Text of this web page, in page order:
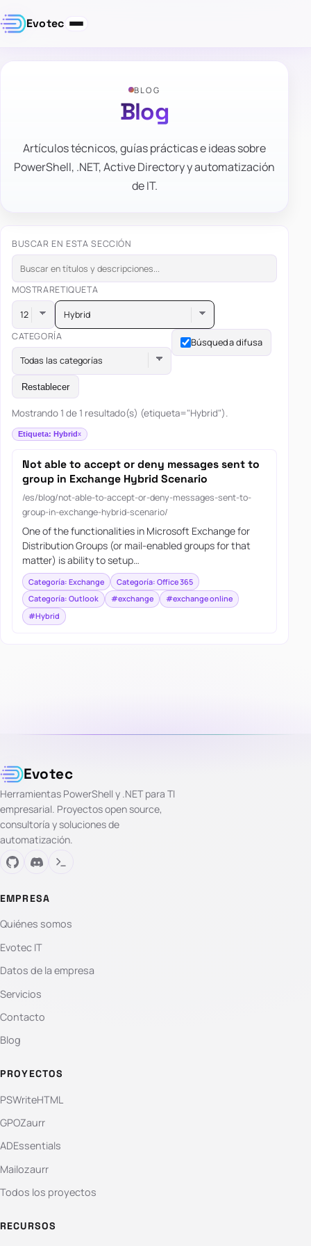
Evotec
BLOG
Blog
Artículos técnicos, guías prácticas e ideas sobre
PowerShell, .NET, Active Directory y automatización
de IT.
BUSCAR EN ESTA SECCIÓN
MOSTRARETIQUETA
Hybrid
CATEGORÍA
Todas las categorías
Búsqueda difusa
Restablecer
Mostrando 1 de 1 resultado(s) (etiqueta="Hybrid").
Etiqueta: Hybrid
Not able to accept or deny messages sent to
group in Exchange Hybrid Scenario
/es/blog/not-able-to-accept-or-deny-messages-sent-to-
group-in-exchange-hybrid-scenario/
One of the functionalities in Microsoft Exchange for
Distribution Groups (or mail-enabled groups for that
matter) is ability to setup…
Categoría: Exchange
Categoría: Office 365
Categoría: Outlook
#exchange
#exchange online
#Hybrid
Evotec
Herramientas PowerShell y .NET para TI
empresarial. Proyectos open source,
consultoría y soluciones de
automatización.
EMPRESA
Quiénes somos
Evotec IT
Datos de la empresa
Servicios
Contacto
Blog
PROYECTOS
PSWriteHTML
GPOZaurr
ADEssentials
Mailozaurr
Todos los proyectos
RECURSOS